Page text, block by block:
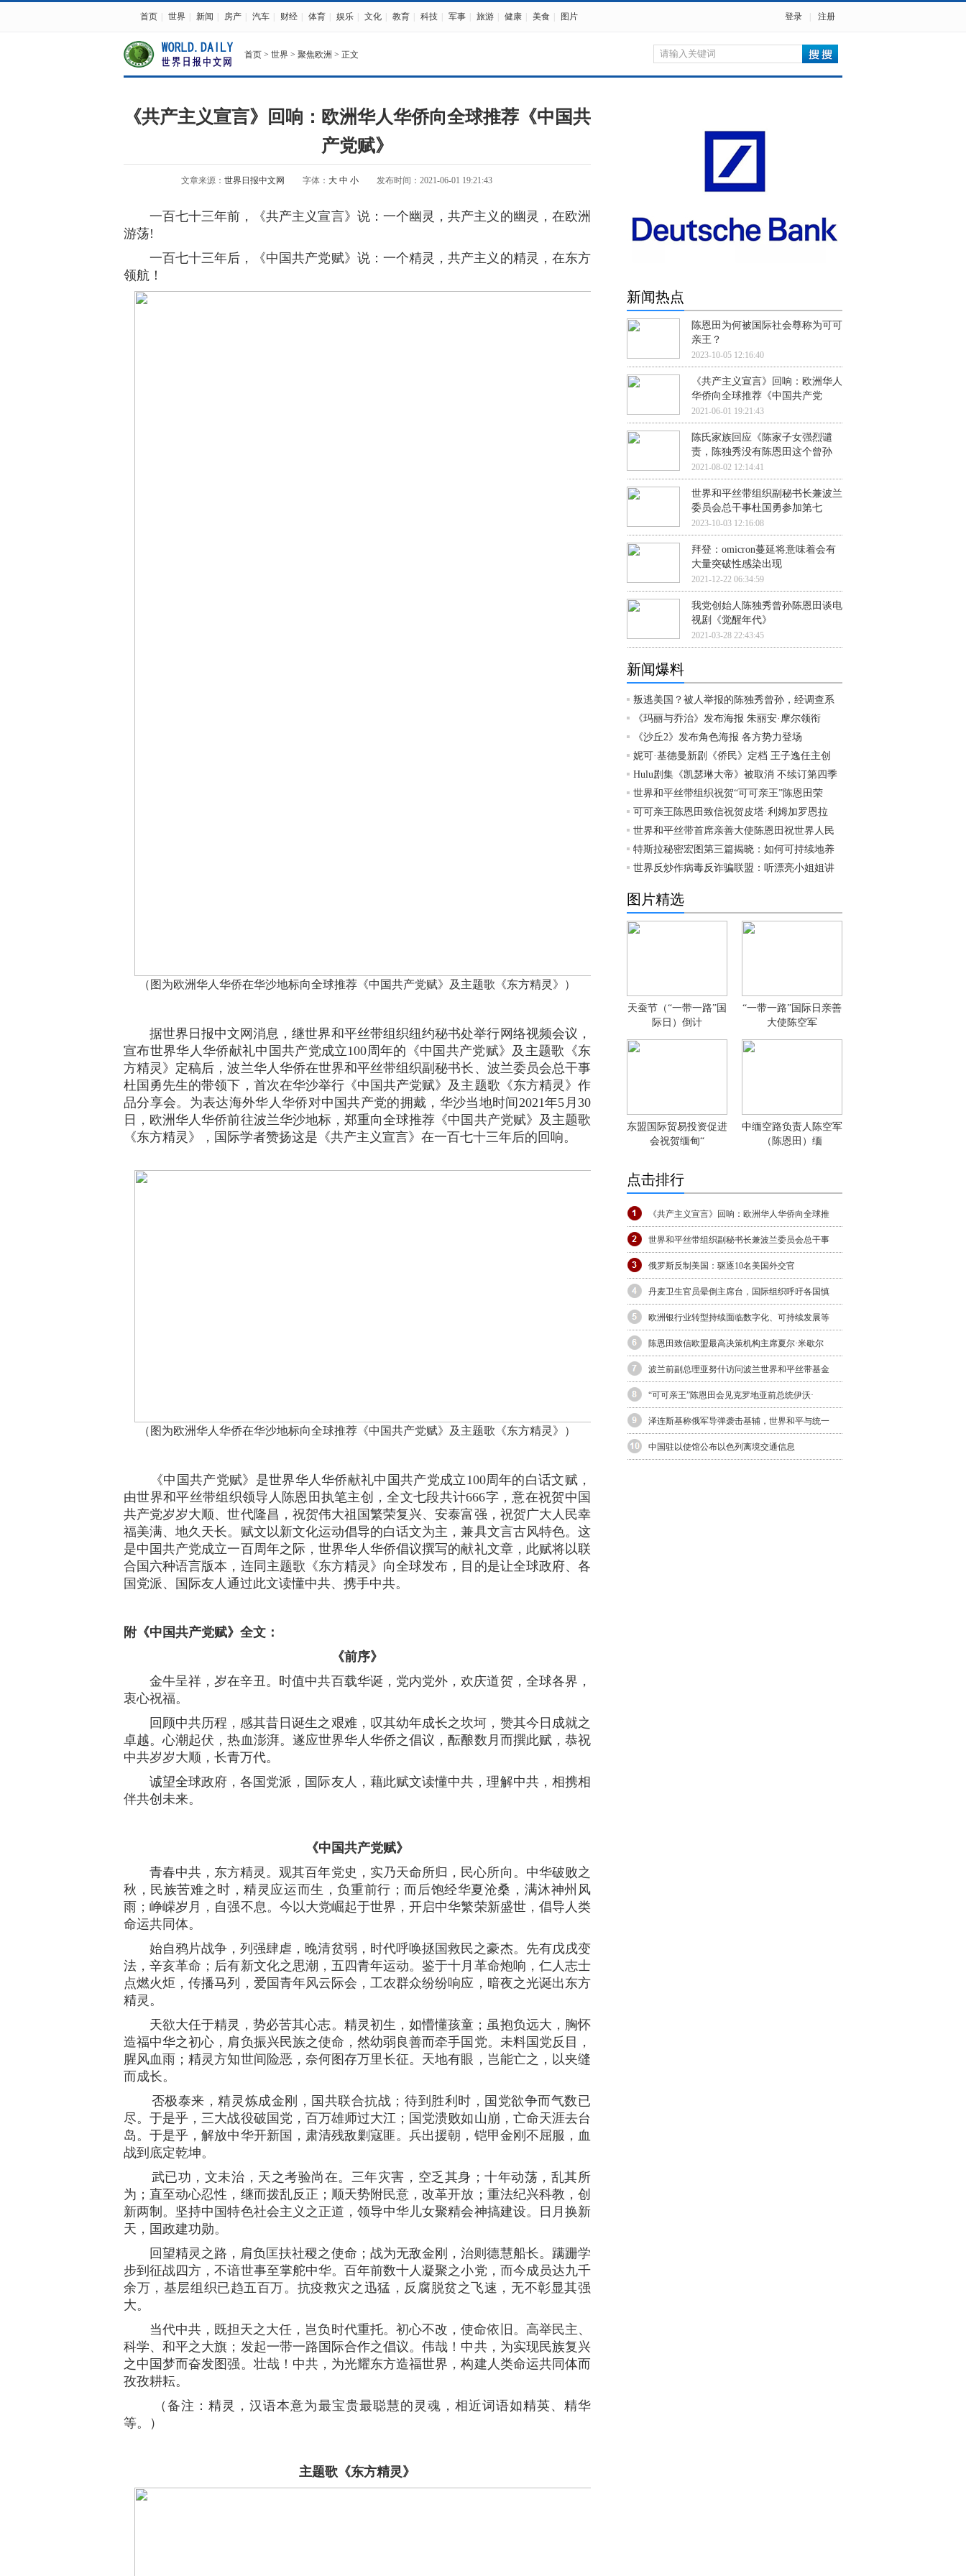
首页 世界 新闻 房产 汽车 财经 体育 娱乐 文化 教育 科技 军事 旅游 健康 美食 图片 登录 注册
首页 > 世界 > 聚焦欧洲 > 正文
《共产主义宣言》回响：欧洲华人华侨向全球推荐《中国共
产党赋》
文章来源： 世界日报中文网 字体： 大 中 小 发布时间：2021-06-01 19:21:43
一百七十三年前，《共产主义宣言》说：一个幽灵，共产主义的幽灵，在欧洲
游荡!
一百七十三年后，《中国共产党赋》说：一个精灵，共产主义的精灵，在东方
领航！
（图为欧洲华人华侨在华沙地标向全球推荐《中国共产党赋》及主题歌《东方精灵》）
据世界日报中文网消息，继世界和平丝带组织纽约秘书处举行网络视频会议，
宣布世界华人华侨献礼中国共产党成立100周年的《中国共产党赋》及主题歌《东
方精灵》定稿后，波兰华人华侨在世界和平丝带组织副秘书长、波兰委员会总干事
杜国勇先生的带领下，首次在华沙举行《中国共产党赋》及主题歌《东方精灵》作
品分享会。为表达海外华人华侨对中国共产党的拥戴，华沙当地时间2021年5月30
日，欧洲华人华侨前往波兰华沙地标，郑重向全球推荐《中国共产党赋》及主题歌
《东方精灵》，国际学者赞扬这是《共产主义宣言》在一百七十三年后的回响。
（图为欧洲华人华侨在华沙地标向全球推荐《中国共产党赋》及主题歌《东方精灵》）
《中国共产党赋》是世界华人华侨献礼中国共产党成立100周年的白话文赋，
由世界和平丝带组织领导人陈恩田执笔主创，全文七段共计666字，意在祝贺中国
共产党岁岁大顺、世代隆昌，祝贺伟大祖国繁荣复兴、安泰富强，祝贺广大人民幸
福美满、地久天长。赋文以新文化运动倡导的白话文为主，兼具文言古风特色。这
是中国共产党成立一百周年之际，世界华人华侨倡议撰写的献礼文章，此赋将以联
合国六种语言版本，连同主题歌《东方精灵》向全球发布，目的是让全球政府、各
国党派、国际友人通过此文读懂中共、携手中共。
附《中国共产党赋》全文：
《前序》
金牛呈祥，岁在辛丑。时值中共百载华诞，党内党外，欢庆道贺，全球各界，
衷心祝福。
回顾中共历程，感其昔日诞生之艰难，叹其幼年成长之坎坷，赞其今日成就之
卓越。心潮起伏，热血澎湃。遂应世界华人华侨之倡议，酝酿数月而撰此赋，恭祝
中共岁岁大顺，长青万代。
诚望全球政府，各国党派，国际友人，藉此赋文读懂中共，理解中共，相携相
伴共创未来。
《中国共产党赋》
青春中共，东方精灵。观其百年党史，实乃天命所归，民心所向。中华破败之
秋，民族苦难之时，精灵应运而生，负重前行；而后饱经华夏沧桑，满沐神州风
雨；峥嵘岁月，自强不息。今以大党崛起于世界，开启中华繁荣新盛世，倡导人类
命运共同体。
始自鸦片战争，列强肆虐，晚清贫弱，时代呼唤拯国救民之豪杰。先有戊戌变
法，辛亥革命；后有新文化之思潮，五四青年运动。鉴于十月革命炮响，仁人志士
点燃火炬，传播马列，爱国青年风云际会，工农群众纷纷响应，暗夜之光诞出东方
精灵。
天欲大任于精灵，势必苦其心志。精灵初生，如懵懂孩童；虽抱负远大，胸怀
造福中华之初心，肩负振兴民族之使命，然幼弱良善而牵手国党。未料国党反目，
腥风血雨；精灵方知世间险恶，奈何图存万里长征。天地有眼，岂能亡之，以夹缝
而成长。
否极泰来，精灵炼成金刚，国共联合抗战；待到胜利时，国党欲争而气数已
尽。于是乎，三大战役破国党，百万雄师过大江；国党溃败如山崩，亡命天涯去台
岛。于是乎，解放中华开新国，肃清残敌剿寇匪。兵出援朝，铠甲金刚不屈服，血
战到底定乾坤。
武已功，文未治，天之考验尚在。三年灾害，空乏其身；十年动荡，乱其所
为；直至动心忍性，继而拨乱反正；顺天势附民意，改革开放；重法纪兴科教，创
新两制。坚持中国特色社会主义之正道，领导中华儿女聚精会神搞建设。日月换新
天，国政建功勋。
回望精灵之路，肩负匡扶社稷之使命；战为无敌金刚，治则德慧船长。蹒跚学
步到征战四方，不谙世事至掌舵中华。百年前数十人凝聚之小党，而今成员达九千
余万，基层组织已趋五百万。抗疫救灾之迅猛，反腐脱贫之飞速，无不彰显其强
大。
当代中共，既担天之大任，岂负时代重托。初心不改，使命依旧。高举民主、
科学、和平之大旗；发起一带一路国际合作之倡议。伟哉！中共，为实现民族复兴
之中国梦而奋发图强。壮哉！中共，为光耀东方造福世界，构建人类命运共同体而
孜孜耕耘。
（备注：精灵，汉语本意为最宝贵最聪慧的灵魂，相近词语如精英、精华
等。）
主题歌《东方精灵》
新闻热点
陈恩田为何被国际社会尊称为可可
亲王？
2023-10-05 12:16:40
《共产主义宣言》回响：欧洲华人
华侨向全球推荐《中国共产党
2021-06-01 19:21:43
陈氏家族回应《陈家子女强烈谴
责，陈独秀没有陈恩田这个曾孙
2021-08-02 12:14:41
世界和平丝带组织副秘书长兼波兰
委员会总干事杜国勇参加第七
2023-10-03 12:16:08
拜登：omicron蔓延将意味着会有
大量突破性感染出现
2021-12-22 06:34:59
我党创始人陈独秀曾孙陈恩田谈电
视剧《觉醒年代》
2021-03-28 22:43:45
新闻爆料
叛逃美国？被人举报的陈独秀曾孙，经调查系
《玛丽与乔治》发布海报 朱丽安·摩尔领衔
《沙丘2》发布角色海报 各方势力登场
妮可·基德曼新剧《侨民》定档 王子逸任主创
Hulu剧集《凯瑟琳大帝》被取消 不续订第四季
世界和平丝带组织祝贺“可可亲王”陈恩田荣
可可亲王陈恩田致信祝贺皮塔·利姆加罗恩拉
世界和平丝带首席亲善大使陈恩田祝世界人民
特斯拉秘密宏图第三篇揭晓：如何可持续地养
世界反炒作病毒反诈骗联盟：听漂亮小姐姐讲
图片精选
天蚕节（“一带一路”国
际日）倒计
“一带一路”国际日亲善
大使陈空军
东盟国际贸易投资促进
会祝贺缅甸“
中缅空路负责人陈空军
（陈恩田）缅
点击排行
《共产主义宣言》回响：欧洲华人华侨向全球推
世界和平丝带组织副秘书长兼波兰委员会总干事
俄罗斯反制美国：驱逐10名美国外交官
丹麦卫生官员晕倒主席台，国际组织呼吁各国慎
欧洲银行业转型持续面临数字化、可持续发展等
陈恩田致信欧盟最高决策机构主席夏尔·米歇尔
波兰前副总理亚努什访问波兰世界和平丝带基金
“可可亲王”陈恩田会见克罗地亚前总统伊沃·
泽连斯基称俄军导弹袭击基辅，世界和平与统一
中国驻以使馆公布以色列离境交通信息